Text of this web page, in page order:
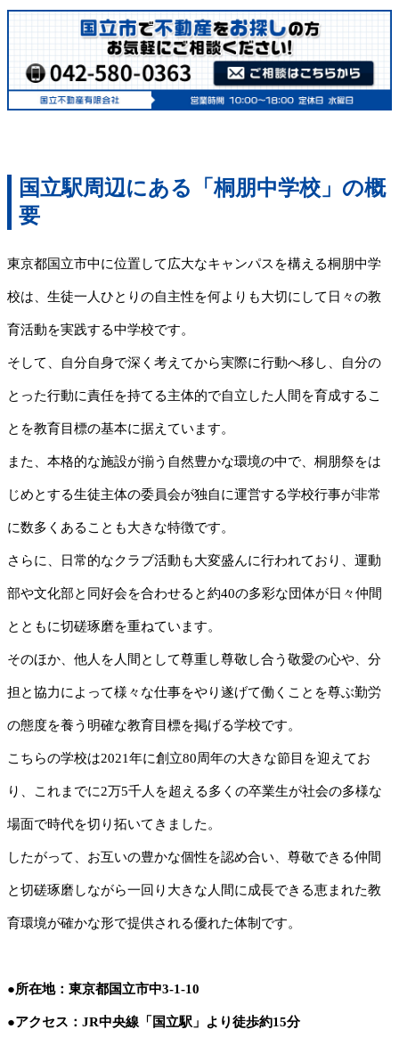
国立駅周辺にある「桐朋中学校」の概
要
東京都国立市中に位置して広大なキャンパスを構える桐朋中学
校は、生徒一人ひとりの自主性を何よりも大切にして日々の教
育活動を実践する中学校です。
そして、自分自身で深く考えてから実際に行動へ移し、自分の
とった行動に責任を持てる主体的で自立した人間を育成するこ
とを教育目標の基本に据えています。
また、本格的な施設が揃う自然豊かな環境の中で、桐朋祭をは
じめとする生徒主体の委員会が独自に運営する学校行事が非常
に数多くあることも大きな特徴です。
さらに、日常的なクラブ活動も大変盛んに行われており、運動
部や文化部と同好会を合わせると約40の多彩な団体が日々仲間
とともに切磋琢磨を重ねています。
そのほか、他人を人間として尊重し尊敬し合う敬愛の心や、分
担と協力によって様々な仕事をやり遂げて働くことを尊ぶ勤労
の態度を養う明確な教育目標を掲げる学校です。
こちらの学校は2021年に創立80周年の大きな節目を迎えてお
り、これまでに2万5千人を超える多くの卒業生が社会の多様な
場面で時代を切り拓いてきました。
したがって、お互いの豊かな個性を認め合い、尊敬できる仲間
と切磋琢磨しながら一回り大きな人間に成長できる恵まれた教
育環境が確かな形で提供される優れた体制です。
●所在地：東京都国立市中3-1-10
●アクセス：JR中央線「国立駅」より徒歩約15分